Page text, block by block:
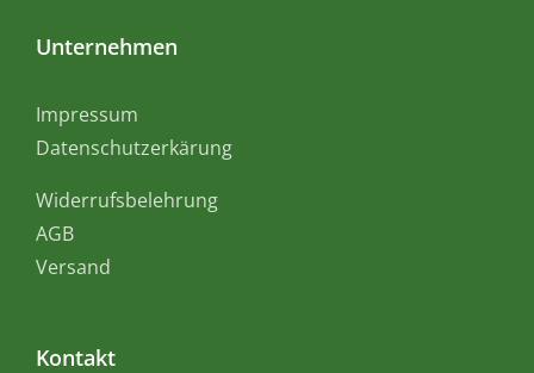
Unternehmen
Impressum
Datenschutzerkärung
Widerrufsbelehrung
AGB
Versand
Kontakt